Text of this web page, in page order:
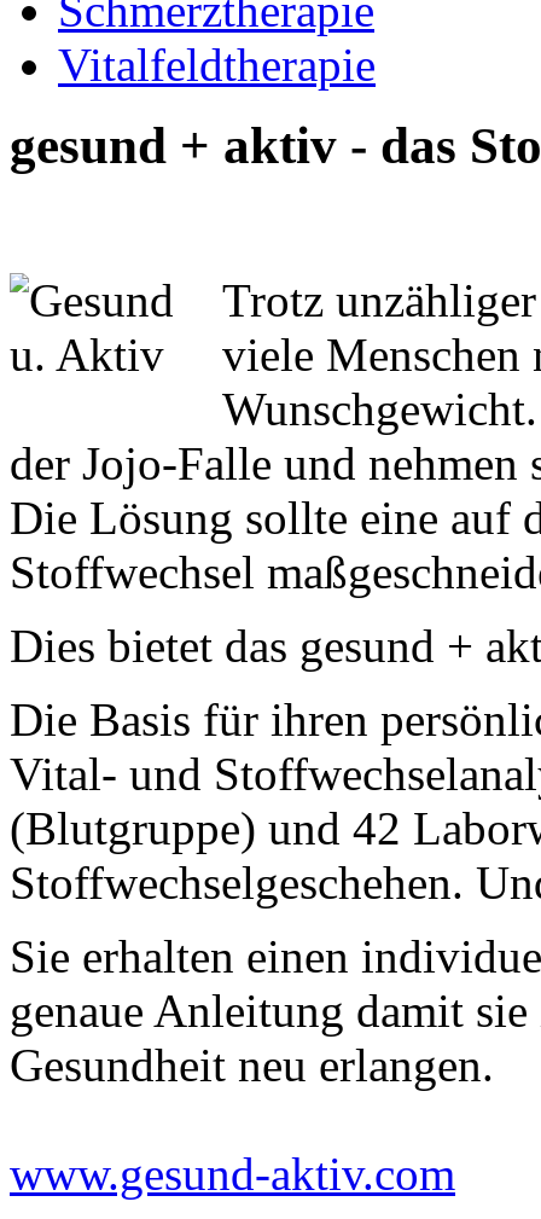
Vitalfeldtherapie
gesund + aktiv - das
Trotz
viele Menschen
der Jojo-Falle und nehmen
Die Lösung sollte eine auf
Stoffwechsel
Dies bietet das gesund +
Die Basis für ihren
Vital- und
(Blutgruppe) und 42
Stoffwechselgeschehen.
Sie erhalten einen
genaue Anleitung damit
Gesundheit neu erlangen.
www.gesund-aktiv.com